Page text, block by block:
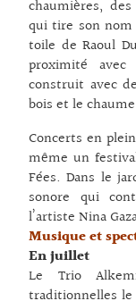
chaumières,
qui tire son nom
toile de Raoul
proximité
construit avec
bois et le
Concerts en
même un
Fées. Dans le
sonore qui
l’artiste Nina
Musique et
En juillet
Le Trio
traditionnelles le